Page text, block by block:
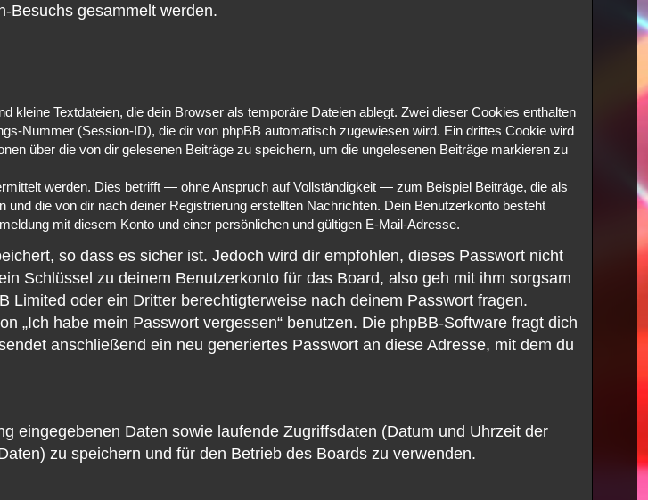
Besuchs gesammelt werden.
Textdateien, die dein Browser als temporäre Dateien ablegt. Zwei dieser Cookies enthalten
Nummer (Session-ID), die dir von phpBB automatisch zugewiesen wird. Ein drittes Cookie wird
über die von dir gelesenen Beiträge zu speichern, um die ungelesenen Beiträge markieren zu
werden. Dies betrifft — ohne Anspruch auf Vollständigkeit — zum Beispiel Beiträge, die als
die von dir nach deiner Registrierung erstellten Nachrichten. Dein Benutzerkonto besteht
mit diesem Konto und einer persönlichen und gültigen E-Mail-Adresse.
so dass es sicher ist. Jedoch wird dir empfohlen, dieses Passwort nicht
Schlüssel zu deinem Benutzerkonto für das Board, also geh mit ihm sorgsam
oder ein Dritter berechtigterweise nach deinem Passwort fragen.
„Ich habe mein Passwort vergessen“ benutzen. Die phpBB-Software fragt dich
anschließend ein neu generiertes Passwort an diese Adresse, mit dem du
eingegebenen Daten sowie laufende Zugriffsdaten (Datum und Uhrzeit der
zu speichern und für den Betrieb des Boards zu verwenden.